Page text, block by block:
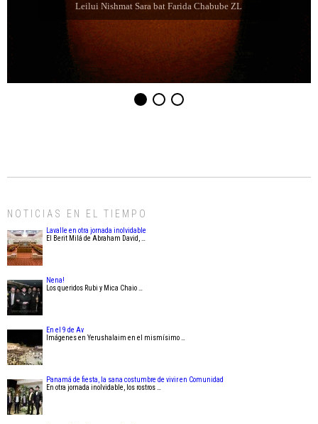
Leilui Nishmat Refael Shelomo ben Latife Selem ZL
NOTICIAS EN EL TIEMPO
Lavalle en otra jornada inolvidable
El Berit Milá de Abraham David, …
Nena!
Los queridos Rubi y Mica Chaio …
En el 9 de Av
Imágenes en Yerushalaim en el mismísimo …
Panamá de fiesta, la sana costumbre de vivir en Comunidad
En otra jornada inolvidable, los rostros …